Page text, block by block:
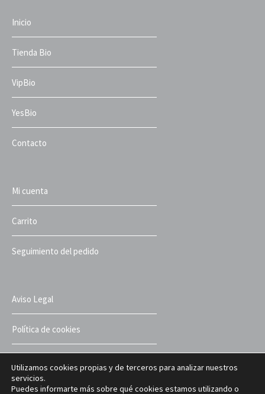
Inicio
Tienda Bio
VipBio
YesBio
Contacto
Mi cuenta
Carrito
Seguimiento del pedido
Aviso Legal
Política de cookies
Términos y condiciones
Utilizamos cookies propias y de terceros para analizar nuestros
servicios.
Puedes informarte más sobre qué cookies estamos utilizando o